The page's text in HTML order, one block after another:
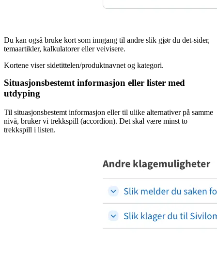
Du kan også bruke kort som inngang til andre slik gjør du det-sider,
temaartikler, kalkulatorer eller veivisere.
Kortene viser sidetittelen/produktnavnet og kategori.
Situasjonsbestemt informasjon eller lister med
utdyping
Til situasjonsbestemt informasjon eller til ulike alternativer på samme
nivå, bruker vi trekkspill (accordion). Det skal være minst to
trekkspill i listen.